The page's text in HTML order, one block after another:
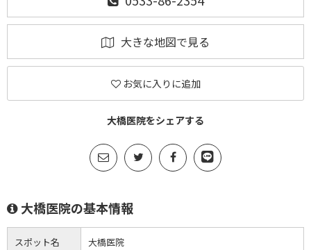
大きな地図で見る
お気に入りに追加
大橋医院をシェアする
大橋医院の基本情報
スポット名 大橋医院